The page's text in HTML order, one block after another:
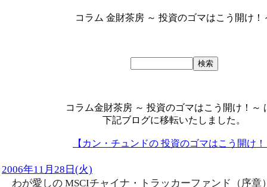
コラム 金財茶房 ～ 投資のゴマはこう開け！
コラム金財茶房 ～ 投資のゴマはこう開け！～
下記ブログに移転いたしました。
【カン・チュンドの 投資のゴマはこう開け
2006年11月28日(火)
わが愛しの MSCIチャイナ・トラッカーファンド（序章